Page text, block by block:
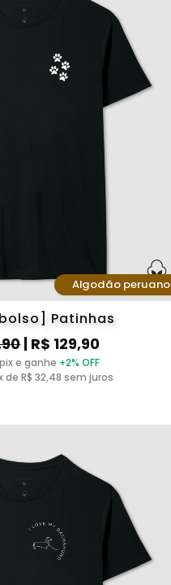
Algodão peruano
Patinhas
| R$ 129,90
e ganhe +2% OFF
R$ 32,48 sem juros